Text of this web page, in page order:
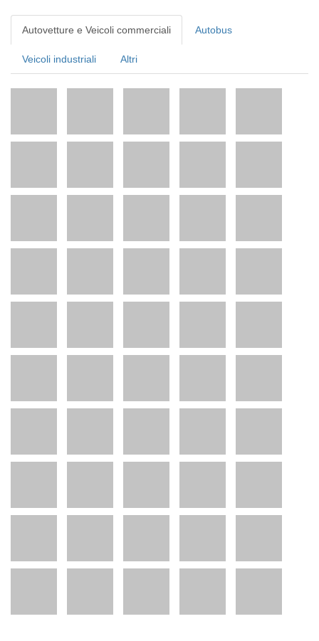
Autovetture e Veicoli commerciali Autobus
Veicoli industriali Altri